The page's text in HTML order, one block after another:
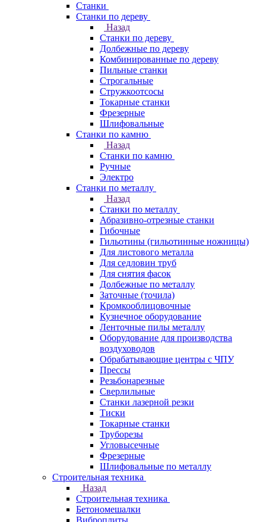
Станки
Станки по дереву
Назад
Станки по дереву
Долбежные по дереву
Комбинированные по дереву
Пильные станки
Строгальные
Стружкоотсосы
Токарные станки
Фрезерные
Шлифовальные
Станки по камню
Назад
Станки по камню
Ручные
Электро
Станки по металлу
Назад
Станки по металлу
Абразивно-отрезные станки
Гибочные
Гильотины (гильотинные ножницы)
Для листового металла
Для седловин труб
Для снятия фасок
Долбежные по металлу
Заточные (точила)
Кромкооблицовочные
Кузнечное оборудование
Ленточные пилы металлу
Оборудование для производства
воздуховодов
Обрабатывающие центры с ЧПУ
Прессы
Резьбонарезные
Сверлильные
Станки лазерной резки
Тиски
Токарные станки
Труборезы
Угловысечные
Фрезерные
Шлифовальные по металлу
Строительная техника
Назад
Строительная техника
Бетономешалки
Виброплиты